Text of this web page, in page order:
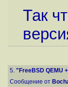
Так
5. "FreeBSD QEMU
Сообщение от